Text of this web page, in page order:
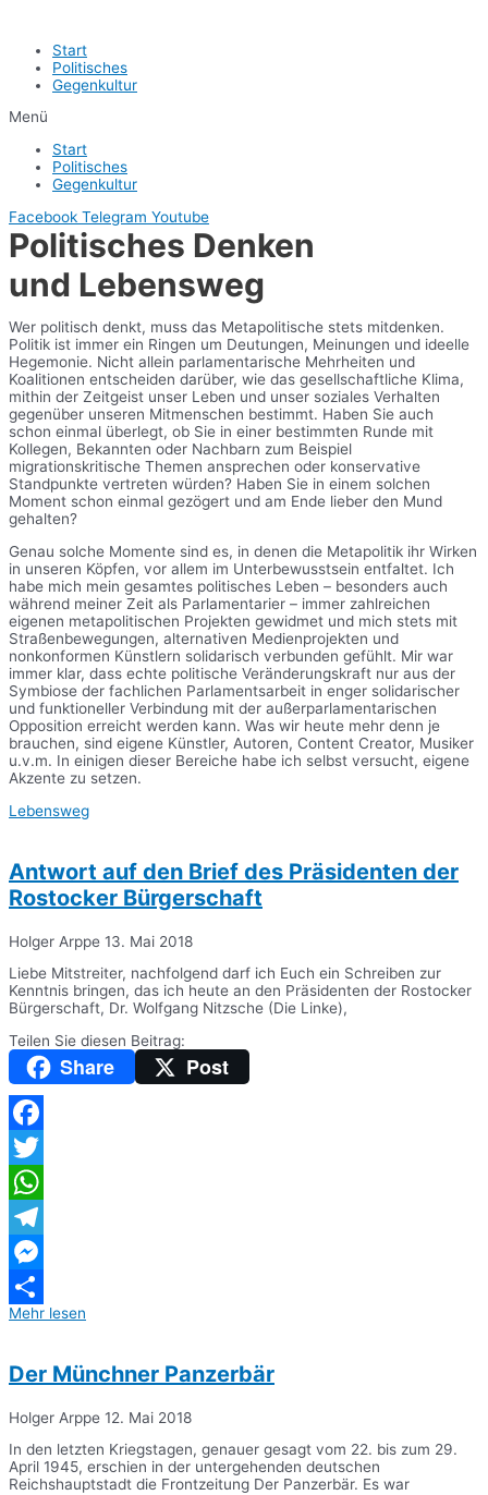
Start
Politisches
Gegenkultur
Menü
Start
Politisches
Gegenkultur
Facebook Telegram Youtube
Politisches Denken
und Lebensweg
Wer politisch denkt, muss das Metapolitische stets mitdenken.
Politik ist immer ein Ringen um Deutungen, Meinungen und ideelle
Hegemonie. Nicht allein parlamentarische Mehrheiten und
Koalitionen entscheiden darüber, wie das gesellschaftliche Klima,
mithin der Zeitgeist unser Leben und unser soziales Verhalten
gegenüber unseren Mitmenschen bestimmt. Haben Sie auch
schon einmal überlegt, ob Sie in einer bestimmten Runde mit
Kollegen, Bekannten oder Nachbarn zum Beispiel
migrationskritische Themen ansprechen oder konservative
Standpunkte vertreten würden? Haben Sie in einem solchen
Moment schon einmal gezögert und am Ende lieber den Mund
gehalten?
Genau solche Momente sind es, in denen die Metapolitik ihr Wirken
in unseren Köpfen, vor allem im Unterbewusstsein entfaltet. Ich
habe mich mein gesamtes politisches Leben – besonders auch
während meiner Zeit als Parlamentarier – immer zahlreichen
eigenen metapolitischen Projekten gewidmet und mich stets mit
Straßenbewegungen, alternativen Medienprojekten und
nonkonformen Künstlern solidarisch verbunden gefühlt. Mir war
immer klar, dass echte politische Veränderungskraft nur aus der
Symbiose der fachlichen Parlamentsarbeit in enger solidarischer
und funktioneller Verbindung mit der außerparlamentarischen
Opposition erreicht werden kann. Was wir heute mehr denn je
brauchen, sind eigene Künstler, Autoren, Content Creator, Musiker
u.v.m. In einigen dieser Bereiche habe ich selbst versucht, eigene
Akzente zu setzen.
Lebensweg
Antwort auf den Brief des Präsidenten der
Rostocker Bürgerschaft
Holger Arppe 13. Mai 2018
Liebe Mitstreiter, nachfolgend darf ich Euch ein Schreiben zur
Kenntnis bringen, das ich heute an den Präsidenten der Rostocker
Bürgerschaft, Dr. Wolfgang Nitzsche (Die Linke),
Teilen Sie diesen Beitrag:
Share Post
Facebook
Twitter
WhatsApp
Telegram
Messenger
Teilen
Mehr lesen
Der Münchner Panzerbär
Holger Arppe 12. Mai 2018
In den letzten Kriegstagen, genauer gesagt vom 22. bis zum 29.
April 1945, erschien in der untergehenden deutschen
Reichshauptstadt die Frontzeitung Der Panzerbär. Es war